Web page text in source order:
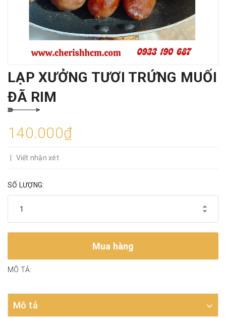
LẠP XƯỞNG TƯƠI TRỨNG MUỐI
ĐÃ RIM
140.000₫
Viết nhận xét
SỐ LƯỢNG:
Mua hàng
MÔ TẢ:
Mô tả